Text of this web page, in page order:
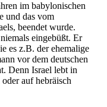
im babylonischen
und das vom
beendet wurde.
eingebüßt. Er
es z.B. der ehemalige
vor dem deutschen
Denn Israel lebt in
auf hebräisch